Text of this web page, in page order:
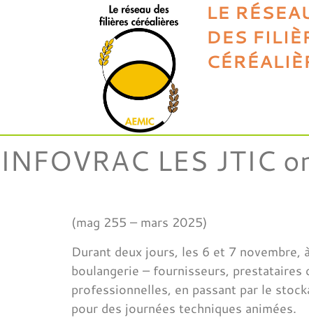
LE
DES
INFOVRAC LES JTIC
(mag 255 – mars 2025)
Durant deux jours, les 6 et 7 novembre,
boulangerie – fournisseurs,
professionnelles, en passant par le
pour des journées techniques animées.